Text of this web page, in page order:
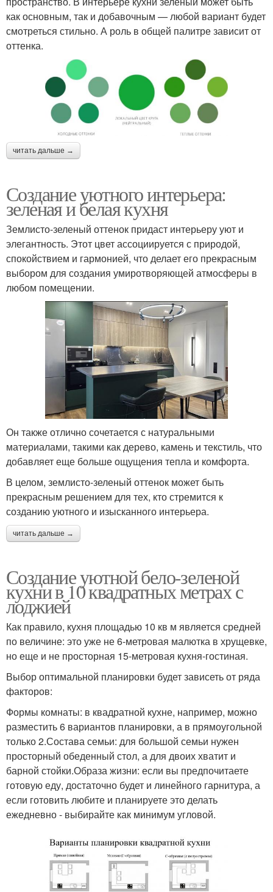
как основным, так и добавочным — любой вариант будет
смотреться стильно. А роль в общей палитре зависит от
оттенка.
читать дальше →
Создание уютного интерьера:
зеленая и белая кухня
Землисто-зеленый оттенок придаст интерьеру уют и
элегантность. Этот цвет ассоциируется с природой,
спокойствием и гармонией, что делает его прекрасным
выбором для создания умиротворяющей атмосферы в
любом помещении.
Он также отлично сочетается с натуральными
материалами, такими как дерево, камень и текстиль, что
добавляет еще больше ощущения тепла и комфорта.
В целом, землисто-зеленый оттенок может быть
прекрасным решением для тех, кто стремится к
созданию уютного и изысканного интерьера.
читать дальше →
Создание уютной бело-зеленой
кухни в 10 квадратных метрах с
лоджией
Как правило, кухня площадью 10 кв м является средней
по величине: это уже не 6-метровая малютка в хрущевке,
но еще и не просторная 15-метровая кухня-гостиная.
Выбор оптимальной планировки будет зависеть от ряда
факторов:
Формы комнаты: в квадратной кухне, например, можно
разместить 6 вариантов планировки, а в прямоугольной
только 2.Состава семьи: для большой семьи нужен
просторный обеденный стол, а для двоих хватит и
барной стойки.Образа жизни: если вы предпочитаете
готовую еду, достаточно будет и линейного гарнитура, а
если готовить любите и планируете это делать
ежедневно - выбирайте как минимум угловой.